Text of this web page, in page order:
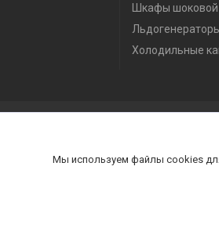
Шкафы
Холодильные
Мы используем файлы cookies